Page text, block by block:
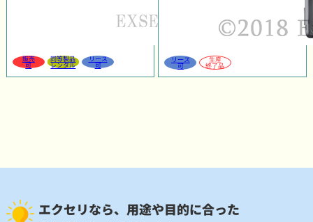
販売
可
同等製品
レンタル
リース
可
リース
可
生産
終了品
エクセリなら、用途や目的に合った